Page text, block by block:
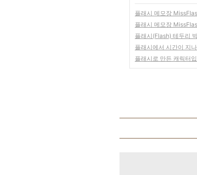
플래시 메모장
플래시 메모장
플래시(Flash) 테두리
플래시에서 시간이 지
플래시로 만든 캐릭터